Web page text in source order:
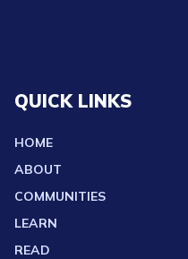
QUICK LINKS
HOME
ABOUT
COMMUNITIES
LEARN
READ